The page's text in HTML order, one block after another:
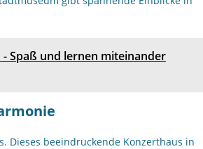
Spaß und lernen miteinander
Dieses beeindruckende Konzerthaus in